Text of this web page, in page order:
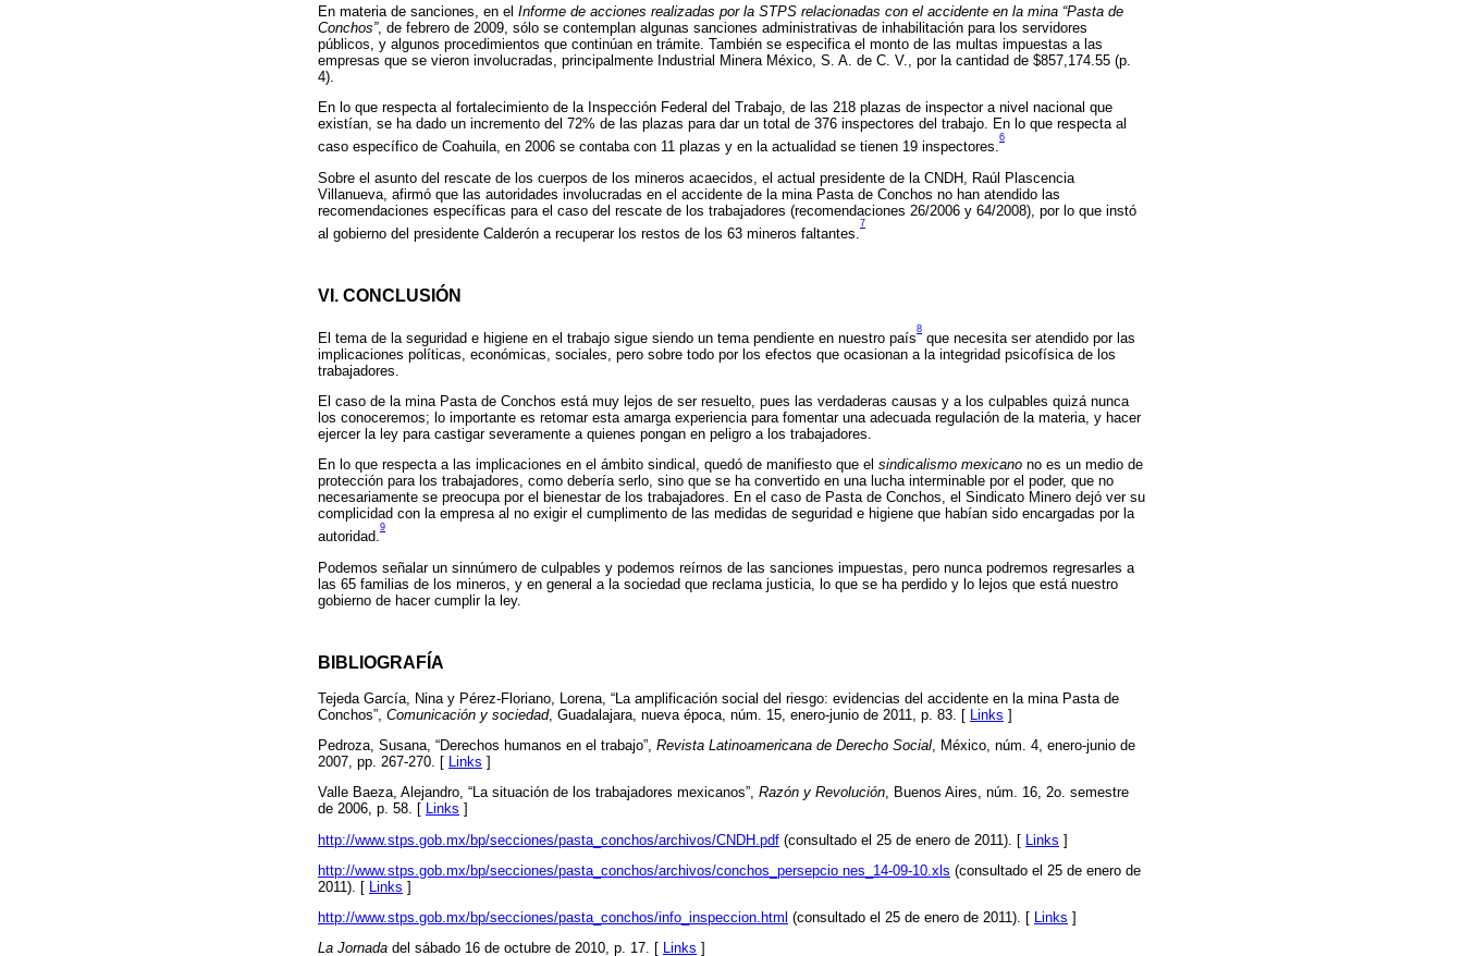
En materia de sanciones, en el Informe de acciones realizadas por la STPS relacionadas con el accidente en la mina “Pasta de
Conchos”, de febrero de 2009, sólo se contemplan algunas sanciones administrativas de inhabilitación para los servidores
públicos, y algunos procedimientos que continúan en trámite. También se especifica el monto de las multas impuestas a las
empresas que se vieron involucradas, principalmente Industrial Minera México, S. A. de C. V., por la cantidad de $857,174.55 (p.
4).
En lo que respecta al fortalecimiento de la Inspección Federal del Trabajo, de las 218 plazas de inspector a nivel nacional que
existían, se ha dado un incremento del 72% de las plazas para dar un total de 376 inspectores del trabajo. En lo que respecta al
caso específico de Coahuila, en 2006 se contaba con 11 plazas y en la actualidad se tienen 19 inspectores.
6
Sobre el asunto del rescate de los cuerpos de los mineros acaecidos, el actual presidente de la CNDH, Raúl Plascencia
Villanueva, afirmó que las autoridades involucradas en el accidente de la mina Pasta de Conchos no han atendido las
recomendaciones específicas para el caso del rescate de los trabajadores (recomendaciones 26/2006 y 64/2008), por lo que instó
al gobierno del presidente Calderón a recuperar los restos de los 63 mineros faltantes.
7
VI. CONCLUSIÓN
El tema de la seguridad e higiene en el trabajo sigue siendo un tema pendiente en nuestro país
8
que necesita ser atendido por las
implicaciones políticas, económicas, sociales, pero sobre todo por los efectos que ocasionan a la integridad psicofísica de los
trabajadores.
El caso de la mina Pasta de Conchos está muy lejos de ser resuelto, pues las verdaderas causas y a los culpables quizá nunca
los conoceremos; lo importante es retomar esta amarga experiencia para fomentar una adecuada regulación de la materia, y hacer
ejercer la ley para castigar severamente a quienes pongan en peligro a los trabajadores.
En lo que respecta a las implicaciones en el ámbito sindical, quedó de manifiesto que el sindicalismo mexicano no es un medio de
protección para los trabajadores, como debería serlo, sino que se ha convertido en una lucha interminable por el poder, que no
necesariamente se preocupa por el bienestar de los trabajadores. En el caso de Pasta de Conchos, el Sindicato Minero dejó ver su
complicidad con la empresa al no exigir el cumplimento de las medidas de seguridad e higiene que habían sido encargadas por la
autoridad.
9
Podemos señalar un sinnúmero de culpables y podemos reírnos de las sanciones impuestas, pero nunca podremos regresarles a
las 65 familias de los mineros, y en general a la sociedad que reclama justicia, lo que se ha perdido y lo lejos que está nuestro
gobierno de hacer cumplir la ley.
BIBLIOGRAFÍA
Tejeda García, Nina y Pérez-Floriano, Lorena, “La amplificación social del riesgo: evidencias del accidente en la mina Pasta de
Conchos”, Comunicación y sociedad, Guadalajara, nueva época, núm. 15, enero-junio de 2011, p. 83. [ Links ]
Pedroza, Susana, “Derechos humanos en el trabajo”, Revista Latinoamericana de Derecho Social, México, núm. 4, enero-junio de
2007, pp. 267-270. [ Links ]
Valle Baeza, Alejandro, “La situación de los trabajadores mexicanos”, Razón y Revolución, Buenos Aires, núm. 16, 2o. semestre
de 2006, p. 58. [ Links ]
http://www.stps.gob.mx/bp/secciones/pasta_conchos/archivos/CNDH.pdf (consultado el 25 de enero de 2011). [ Links ]
http://www.stps.gob.mx/bp/secciones/pasta_conchos/archivos/conchos_persepcio nes_14-09-10.xls (consultado el 25 de enero de
2011). [
Links ]
http://www.stps.gob.mx/bp/secciones/pasta_conchos/info_inspeccion.html (consultado el 25 de enero de 2011). [ Links ]
La Jornada del sábado 16 de octubre de 2010, p. 17. [ Links ]